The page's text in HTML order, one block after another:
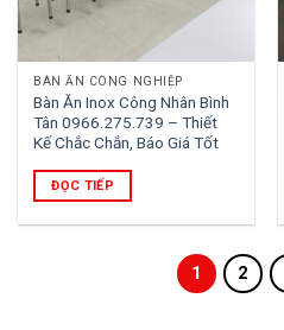
BÀN ĂN CÔNG NGHIỆP
Bàn Ăn Inox Công Nhân Bình
Tân 0966.275.739 – Thiết
Kế Chắc Chắn, Báo Giá Tốt
ĐỌC TIẾP
1 2